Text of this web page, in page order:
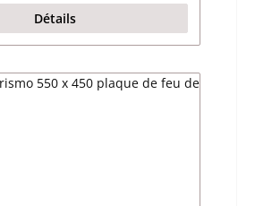
Détails